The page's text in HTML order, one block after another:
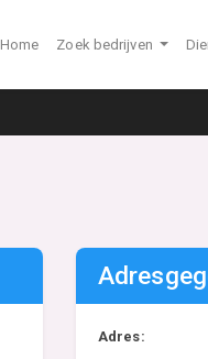
Home Zoek bedrijven
Adres: